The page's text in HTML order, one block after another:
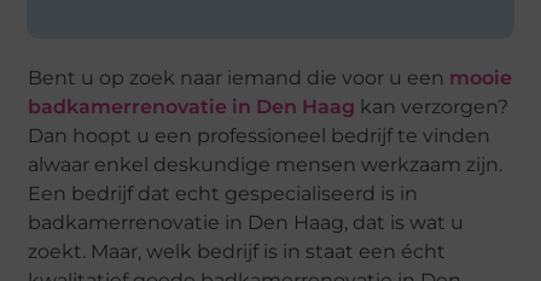
Bent u op zoek naar iemand die voor u een mooie
badkamerrenovatie in Den Haag kan verzorgen?
Dan hoopt u een professioneel bedrijf te vinden
alwaar enkel deskundige mensen werkzaam zijn.
Een bedrijf dat echt gespecialiseerd is in
badkamerrenovatie in Den Haag, dat is wat u
zoekt. Maar, welk bedrijf is in staat een écht